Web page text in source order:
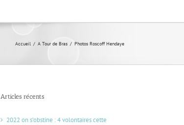
Accueil / A Tour de Bras / Photos Roscoff Hendaye
Articles récents
2022 on s’obstine : 4 volontaires cette